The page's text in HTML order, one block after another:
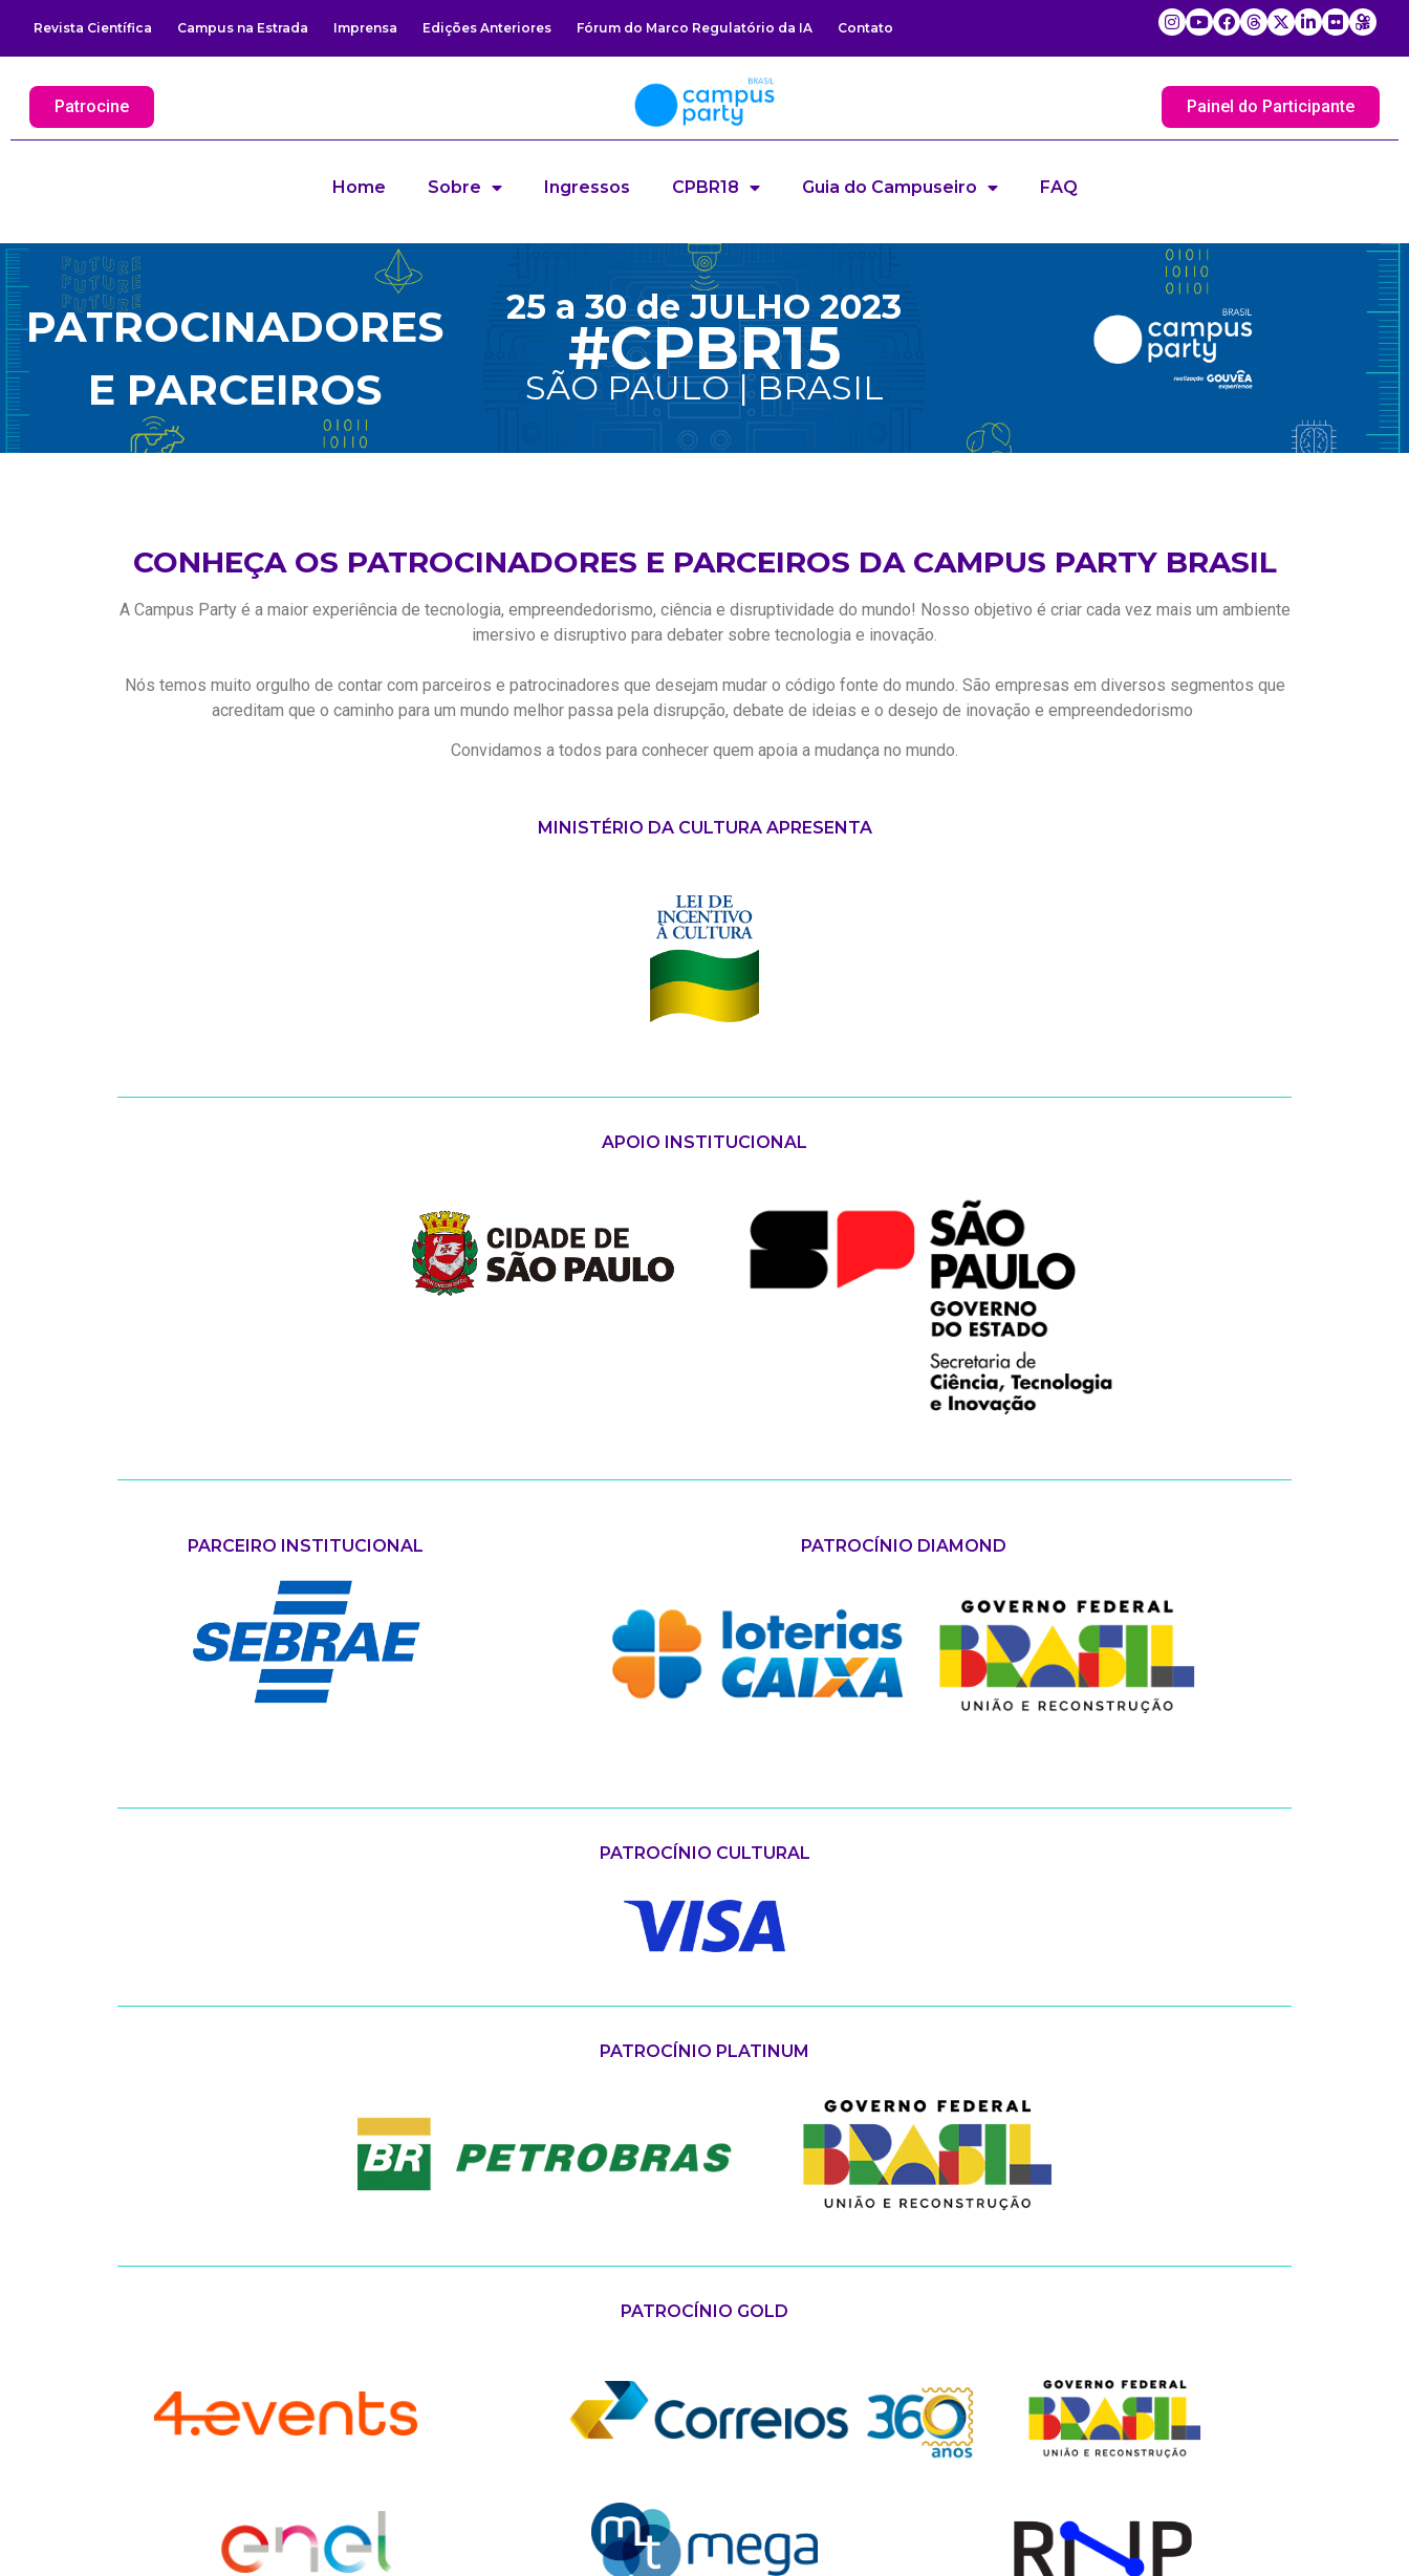
Revista Científica Campus na Estrada Imprensa Edições Anteriores Fórum do Marco Regulatório da IA Contato
Patrocine Painel do Participante
Home Sobre Ingressos CPBR18 Guia do Campuseiro FAQ
PATROCINADORES
E PARCEIROS
25 a 30 de JULHO 2023
#CPBR15
SÃO PAULO | BRASIL
CONHEÇA OS PATROCINADORES E PARCEIROS DA CAMPUS PARTY BRASIL
A Campus Party é a maior experiência de tecnologia, empreendedorismo, ciência e disruptividade do mundo! Nosso objetivo é criar cada vez mais um ambiente
imersivo e disruptivo para debater sobre tecnologia e inovação.
Nós temos muito orgulho de contar com parceiros e patrocinadores que desejam mudar o código fonte do mundo. São empresas em diversos segmentos que
acreditam que o caminho para um mundo melhor passa pela disrupção, debate de ideias e o desejo de inovação e empreendedorismo
Convidamos a todos para conhecer quem apoia a mudança no mundo.
MINISTÉRIO DA CULTURA APRESENTA
APOIO INSTITUCIONAL
PARCEIRO INSTITUCIONAL PATROCÍNIO DIAMOND
PATROCÍNIO CULTURAL
PATROCÍNIO PLATINUM
PATROCÍNIO GOLD